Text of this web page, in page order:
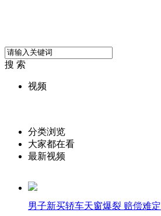
搜 索
视频
分类浏览
大家都在看
最新视频
男子新买轿车天窗爆裂 赔偿难定